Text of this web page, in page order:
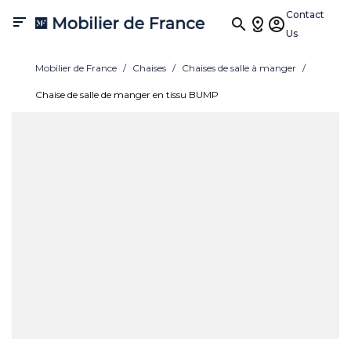

Contact
Us
Mobilier de France Chaises Chaises de salle à manger
Chaise de salle de manger en tissu BUMP